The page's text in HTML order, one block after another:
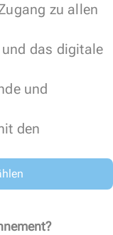
zu allen
das digitale
und
den